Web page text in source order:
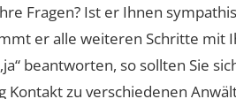
Fragen? Ist er Ihnen
er alle weiteren Schritte mit
beantworten, so sollten Sie
Kontakt zu verschiedenen